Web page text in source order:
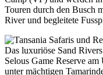
Touren durch den Busch
River und begleitete
Das luxuriöse Sand
Selous Game Reserve
unter mächtigen